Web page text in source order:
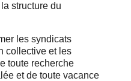
structure du
les syndicats
collective et les
toute recherche
et de toute vacance